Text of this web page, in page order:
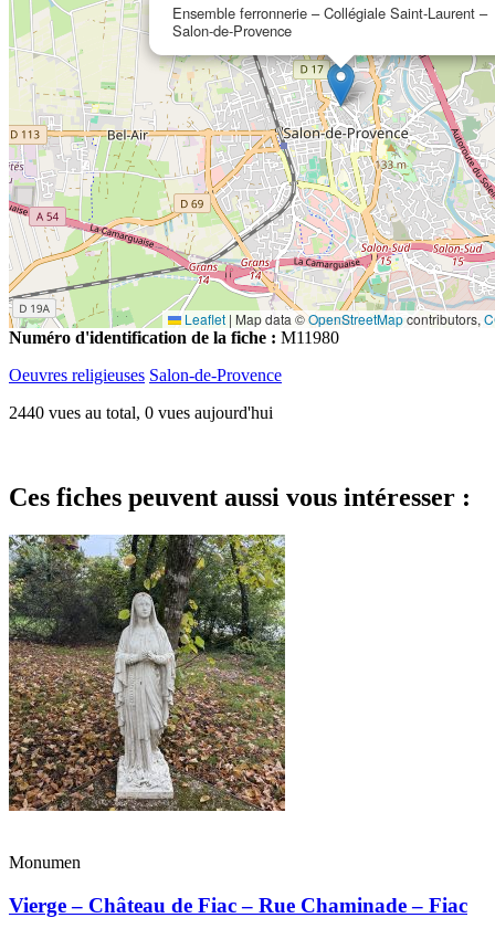
Ensemble ferronnerie – Collégiale Saint-Laurent –
Salon-de-Provence
Leaflet | Map data ©OpenStreetMapcontributors,
Numéro d'identification de la fiche : M11980
Oeuvres religieuses Salon-de-Provence
2440 vues au total, 0 vues aujourd'hui
Ces fiches peuvent aussi vous intéresser :
Monumen
Vierge – Château de Fiac – Rue Chaminade – Fiac